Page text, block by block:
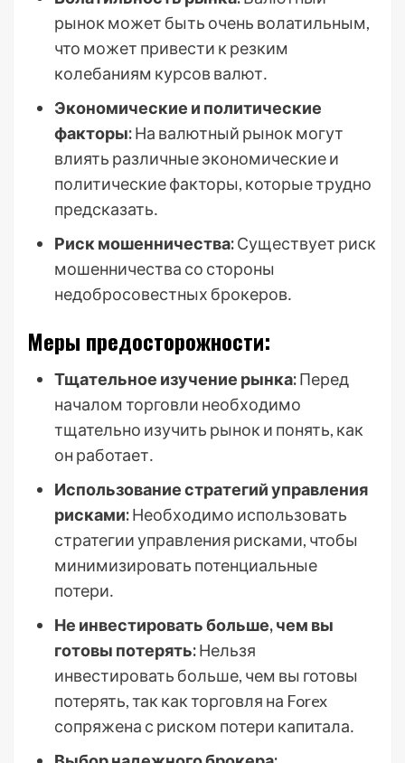
рынок может быть очень волатильным,
что может привести к резким
колебаниям курсов валют․
Экономические и политические
факторы:На валютный рынок могут
влиять различные экономические и
политические факторы, которые трудно
предсказать․
Риск мошенничества:Существует риск
мошенничества со стороны
недобросовестных брокеров․
Меры предосторожности:
Тщательное изучение рынка:Перед
началом торговли необходимо
тщательно изучить рынок и понять, как
он работает․
Использование стратегий управления
рисками:Необходимо использовать
стратегии управления рисками, чтобы
минимизировать потенциальные
потери․
Не инвестировать больше, чем вы
готовы потерять:Нельзя
инвестировать больше, чем вы готовы
потерять, так как торговля на Forex
сопряжена с риском потери капитала․